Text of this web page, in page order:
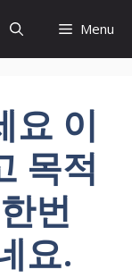
Menu
요 이
목적
번
요.